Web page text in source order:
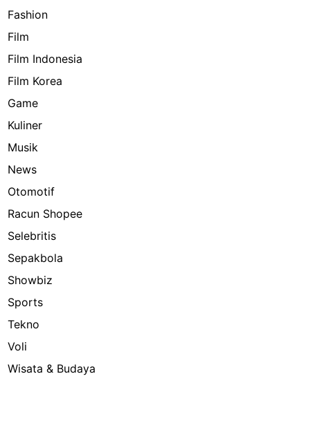
Fashion
Film
Film Indonesia
Film Korea
Game
Kuliner
Musik
News
Otomotif
Racun Shopee
Selebritis
Sepakbola
Showbiz
Sports
Tekno
Voli
Wisata & Budaya